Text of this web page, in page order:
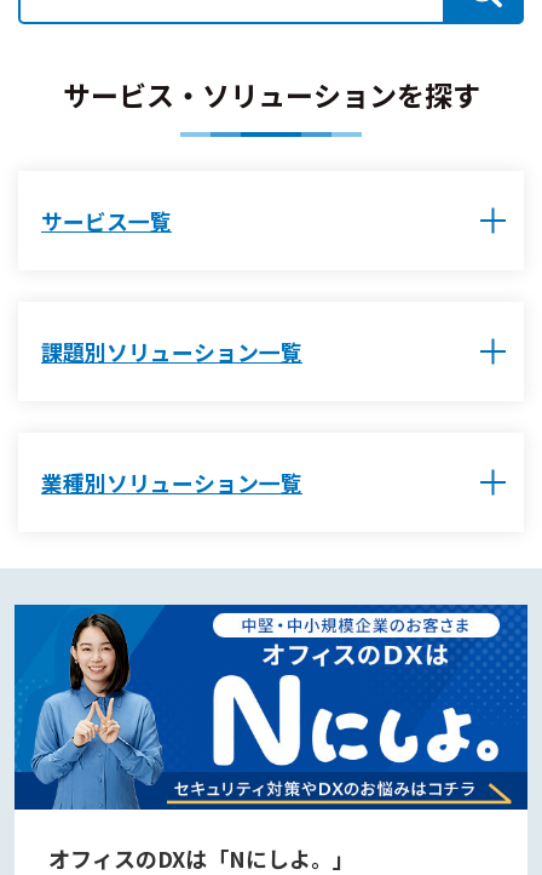
サービス・ソリューションを探す
サービス一覧
課題別ソリューション一覧
業種別ソリューション一覧
オフィスのDXは「Nにしよ。」